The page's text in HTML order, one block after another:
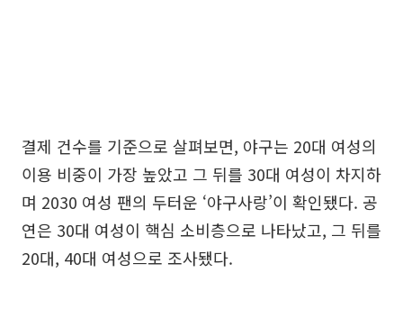
결제 건수를 기준으로 살펴보면, 야구는 20대 여성의
이용 비중이 가장 높았고 그 뒤를 30대 여성이 차지하
며 2030 여성 팬의 두터운 ‘야구사랑’이 확인됐다. 공
연은 30대 여성이 핵심 소비층으로 나타났고, 그 뒤를
20대, 40대 여성으로 조사됐다.